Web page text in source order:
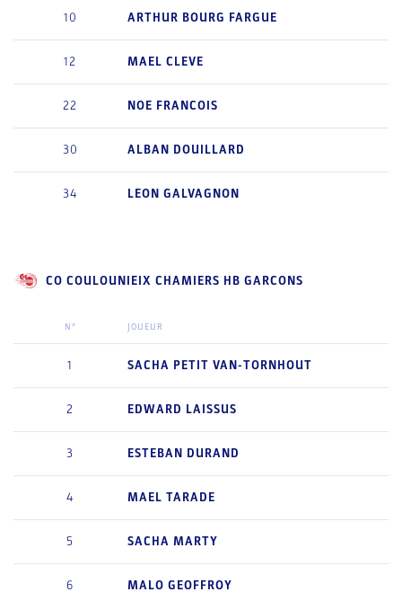
10 ARTHUR BOURG FARGUE
12 MAEL CLEVE
22 NOE FRANCOIS
30 ALBAN DOUILLARD
34 LEON GALVAGNON
CO COULOUNIEIX CHAMIERS HB GARCONS
N° JOUEUR
1 SACHA PETIT VAN-TORNHOUT
2 EDWARD LAISSUS
3 ESTEBAN DURAND
4 MAEL TARADE
5 SACHA MARTY
6 MALO GEOFFROY